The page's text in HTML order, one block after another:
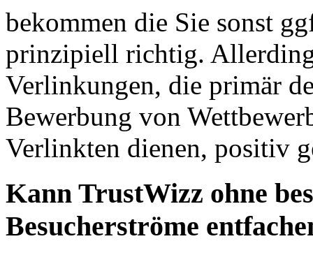
bekommen die Sie sonst
prinzipiell richtig.
Verlinkungen, die primär
Bewerbung von
Verlinkten dienen, positiv
Kann TrustWizz ohne
Besucherströme